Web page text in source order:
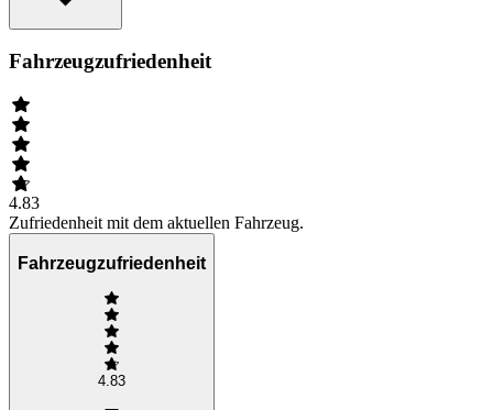
Fahrzeugzufriedenheit
4.83
Zufriedenheit mit dem aktuellen Fahrzeug.
Fahrzeugzufriedenheit
4.83